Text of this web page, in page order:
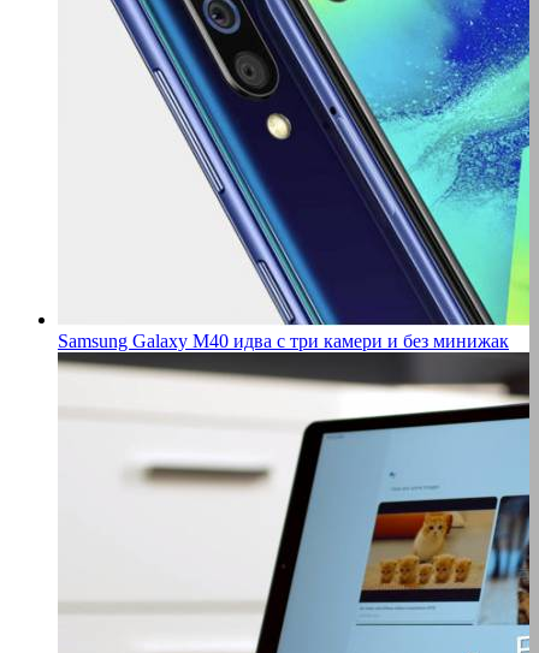
Samsung Galaxy M40 идва с три камери и без минижак